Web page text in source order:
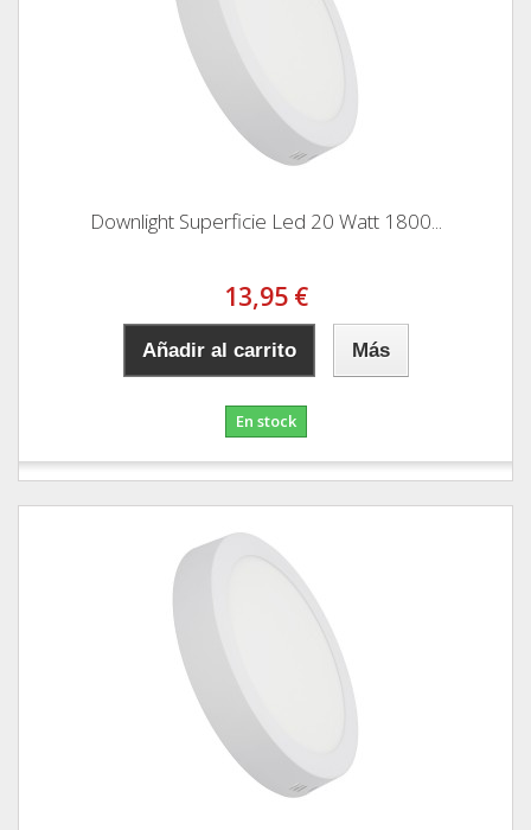
Downlight Superficie Led 20 Watt 1800...
13,95 €
Añadir al carrito Más
En stock